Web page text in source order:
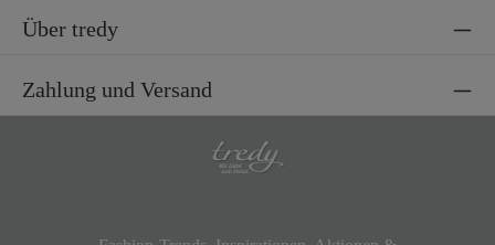
Über tredy
Zahlung und Versand